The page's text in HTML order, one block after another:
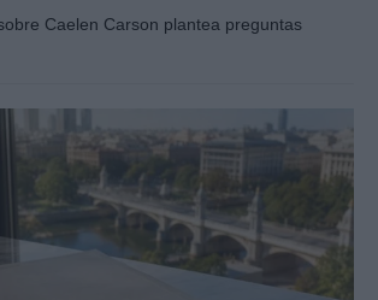
Caelen Carson plantea preguntas